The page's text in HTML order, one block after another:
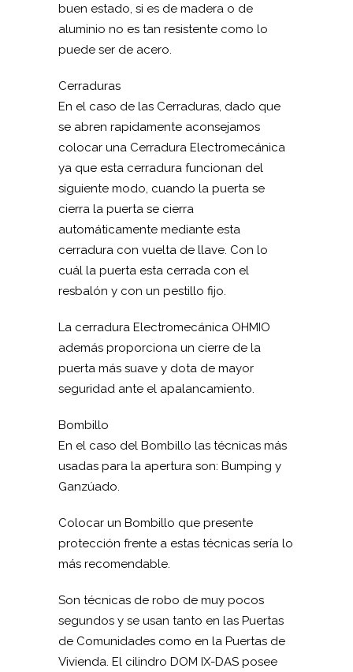
buen estado, si es de madera o de
aluminio no es tan resistente como lo
puede ser de acero.
Cerraduras
En el caso de las Cerraduras, dado que
se abren rapidamente aconsejamos
colocar una Cerradura Electromecánica
ya que esta cerradura funcionan del
siguiente modo, cuando la puerta se
cierra la puerta se cierra
automáticamente mediante esta
cerradura con vuelta de llave. Con lo
cuál la puerta esta cerrada con el
resbalón y con un pestillo fijo.
La cerradura Electromecánica OHMIO
además proporciona un cierre de la
puerta más suave y dota de mayor
seguridad ante el apalancamiento.
Bombillo
En el caso del Bombillo las técnicas más
usadas para la apertura son: Bumping y
Ganzúado.
Colocar un Bombillo que presente
protección frente a estas técnicas sería lo
más recomendable.
Son técnicas de robo de muy pocos
segundos y se usan tanto en las Puertas
de Comunidades como en la Puertas de
Vivienda. El cilindro DOM IX-DAS posee